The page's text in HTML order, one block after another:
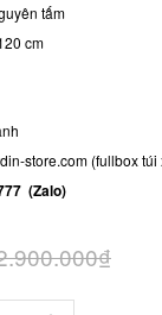
tấm
cm
store.com (fullbox túi
(Zalo)